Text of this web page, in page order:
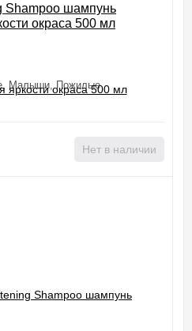
Shampoo шампунь
окраса 500 мл
Средние, Крупные, Миниатюрные),
Малыши, Пожилые
Нет в наличии